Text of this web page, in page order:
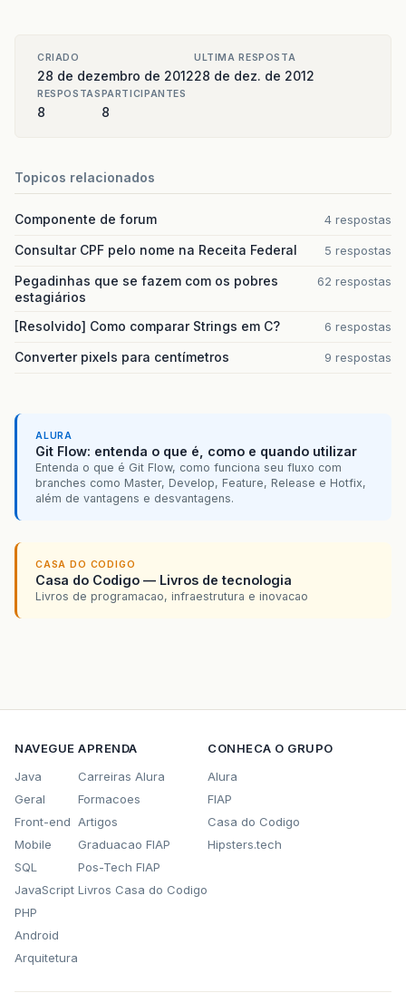
CRIADO
28 de dezembro de 2012
ULTIMA RESPOSTA
28 de dez. de 2012
RESPOSTAS
8
PARTICIPANTES
8
Topicos relacionados
Componente de forum 4 respostas
Consultar CPF pelo nome na Receita Federal 5 respostas
Pegadinhas que se fazem com os pobres
estagiários
62 respostas
[Resolvido] Como comparar Strings em C? 6 respostas
Converter pixels para centímetros 9 respostas
ALURA
Git Flow: entenda o que é, como e quando utilizar
Entenda o que é Git Flow, como funciona seu fluxo com
branches como Master, Develop, Feature, Release e Hotfix,
além de vantagens e desvantagens.
CASA DO CODIGO
Casa do Codigo — Livros de tecnologia
Livros de programacao, infraestrutura e inovacao
NAVEGUE
Java
Geral
Front-end
Mobile
SQL
JavaScript
PHP
Android
Arquitetura
APRENDA
Carreiras Alura
Formacoes
Artigos
Graduacao FIAP
Pos-Tech FIAP
Livros Casa do Codigo
CONHECA O GRUPO
Alura
FIAP
Casa do Codigo
Hipsters.tech